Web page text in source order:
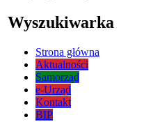
Wyszukiwarka
Strona główna
Aktualności
Samorząd
e-Urząd
Kontakt
BIP